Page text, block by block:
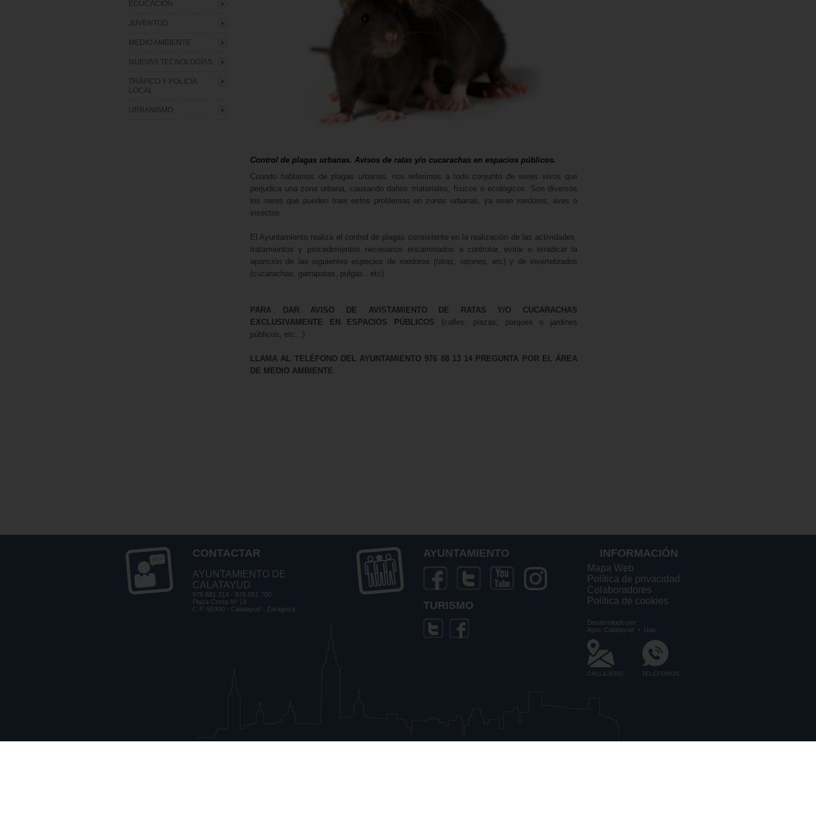
Control de plagas urbanas. Avisos de ratas y/o cucarachas en espacios públicos.
Cuando hablamos de plagas urbanas, nos referimos a todo conjunto de seres vivos que
perjudica una zona urbana, causando daños materiales, físicos o ecológicos. Son diversos
los seres que pueden traer estos problemas en zonas urbanas, ya sean roedores, aves o
insectos.
El Ayuntamiento realiza el control de plagas consistente en la realización de las actividades,
tratamientos y procedimientos necesarios encaminados a controlar, evitar o erradicar la
aparición de las siguientes especies de roedores (ratas, ratones, etc) y de invertebrados
(cucarachas, garrapatas, pulgas.. etc)
PARA DAR AVISO DE AVISTAMIENTO DE RATAS Y/O CUCARACHAS
EXCLUSIVAMENTE EN ESPACIOS PÚBLICOS (calles, plazas, parques o jardines
públicos, etc...)
LLAMA AL TELÉFONO DEL AYUNTAMIENTO 976 88 13 14 PREGUNTA POR EL ÁREA
DE MEDIO AMBIENTE
EDUCACIÓN
JUVENTUD
MEDIO AMBIENTE
NUEVAS TECNOLOGÍAS
TRÁFICO Y POLICÍA
LOCAL
URBANISMO
CONTACTAR
AYUNTAMIENTO DE
CALATAYUD
976 881 314 - 976 881 700
Plaza Costa Nº 14
C.P. 50300 - Calatayud - Zaragoza
AYUNTAMIENTO
TURISMO
INFORMACIÓN
Mapa Web
Política de privacidad
Colaboradores
Política de cookies
Desarrollado por:
Ayto. Calatayud + Uup
CALLEJERO TELÉFONOS